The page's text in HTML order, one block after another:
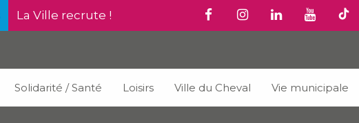
La Ville recrute !
Solidarité / Santé Loisirs Ville du Cheval Vie municipale